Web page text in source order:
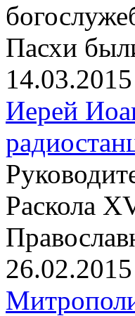
Пасхи
14.03.2015
Иерей
Раскола
26.02.2015